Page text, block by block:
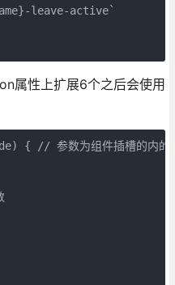
leave-active`
属性上扩展6个之后会使用
{ // 参数为组件插槽的内的